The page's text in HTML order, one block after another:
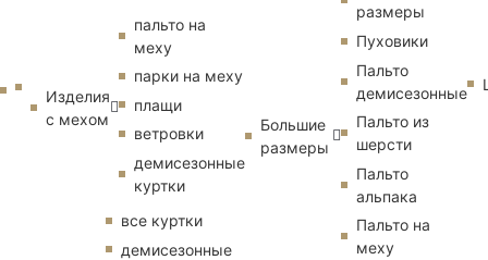
Изделия
с мехом
пальто на
меху
парки на меху
плащи
ветровки
демисезонные
куртки
все куртки
демисезонные
Большие
размеры
размеры
Пуховики
Пальто
демисезонные
Пальто из
шерсти
Пальто
альпака
Пальто на
меху